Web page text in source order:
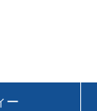
ー